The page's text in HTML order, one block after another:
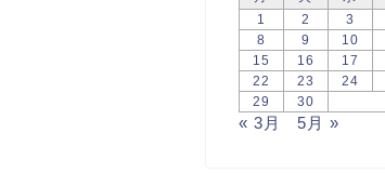
1
2 3
8
9 10
15
16 17
22
23 24
29
30
« 3月 5月 »